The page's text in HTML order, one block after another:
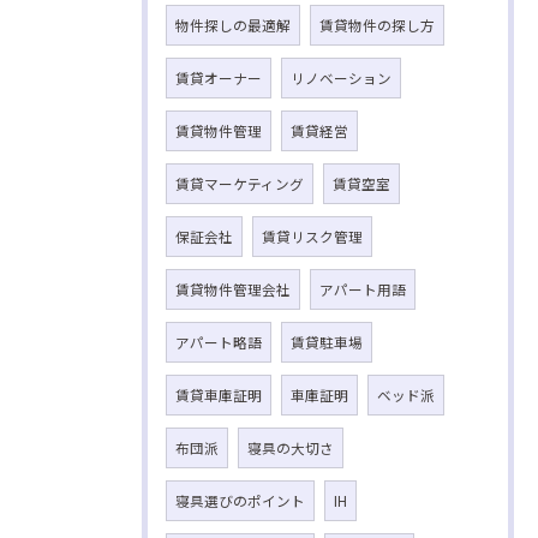
物件探しの最適解 賃貸物件の探し方
賃貸オーナー リノベーション
賃貸物件管理 賃貸経営
賃貸マーケティング 賃貸空室
保証会社 賃貸リスク管理
賃貸物件管理会社 アパート用語
アパート略語 賃貸駐車場
賃貸車庫証明 車庫証明 ベッド派
布団派 寝具の大切さ
寝具選びのポイント IH